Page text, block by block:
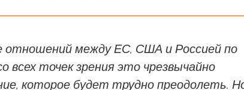
отношений между ЕС, США и Россией по
всех точек зрения это чрезвычайно
которое будет трудно преодолеть.